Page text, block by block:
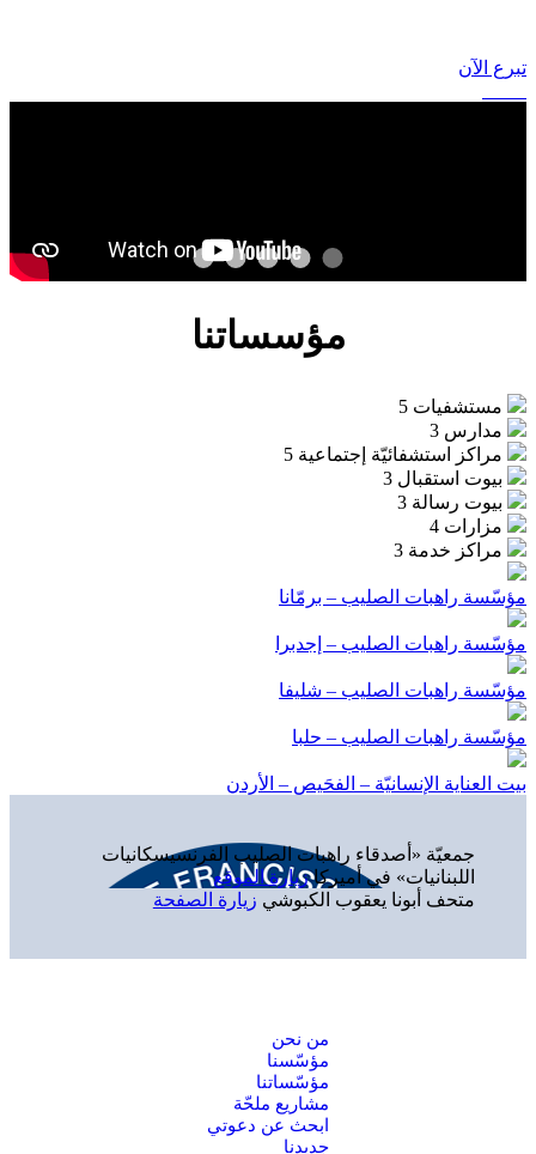
تبرع الآن
مؤسساتنا
مستشفيات 5
مدارس 3
مراكز استشفائيّة إجتماعية 5
بيوت استقبال 3
بيوت رسالة 3
مزارات 4
مراكز خدمة 3
دير سيّدة البير – بقنّايا
الوكالة العامّة – روما
بيت مريم – لورد – فرنسا
اللبنانيات» في أميركازيارة الموقع
جديدنا
Sisters of the Cross 2024 ©